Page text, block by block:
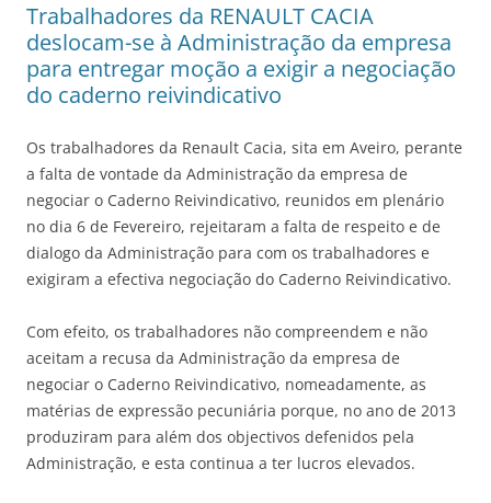
Trabalhadores da RENAULT CACIA
deslocam-se à Administração da empresa
para entregar moção a exigir a negociação
do caderno reivindicativo
Os trabalhadores da Renault Cacia, sita em Aveiro, perante
a falta de vontade da Administração da empresa de
negociar o Caderno Reivindicativo, reunidos em plenário
no dia 6 de Fevereiro, rejeitaram a falta de respeito e de
dialogo da Administração para com os trabalhadores e
exigiram a efectiva negociação do Caderno Reivindicativo.
Com efeito, os trabalhadores não compreendem e não
aceitam a recusa da Administração da empresa de
negociar o Caderno Reivindicativo, nomeadamente, as
matérias de expressão pecuniária porque, no ano de 2013
produziram para além dos objectivos defenidos pela
Administração, e esta continua a ter lucros elevados.